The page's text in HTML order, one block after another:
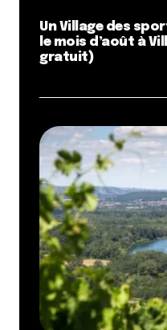
Un Village des
le mois d’août à
gratuit)